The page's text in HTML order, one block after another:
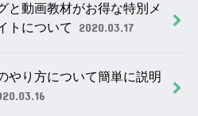
と動画教材がお得な特別メ
トについて
2020.03.17
やり方について簡単に説明